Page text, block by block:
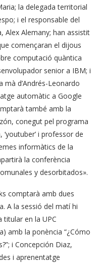
la delegada territorial
i el responsable del
Alex Alemany; han assistit
començaran el dijous
computació quàntica
senior a IBM; i
mà d’Andrés-Leonardo
automàtic a Google
també amb la
conegut pel programa
‘youtuber’ i professor de
informàtics de la
la conferència
y desorbitados».
comptarà amb dues
A la sessió del matí hi
en la UPC
amb la ponència “¿Cómo
i Concepción Diaz,
i aprenentatge